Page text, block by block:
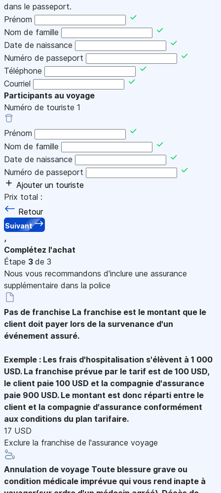
dans le passeport.
Prénom
Nom de famille
Date de naissance
Numéro de passeport
Téléphone
Courriel
Participants au voyage
Numéro de touriste 1
Prénom
Nom de famille
Date de naissance
Numéro de passeport
Ajouter un touriste
Prix total :
Retour
Suivant
,
Complétez l'achat
Étape 3 de 3
Nous vous recommandons d'inclure une assurance
supplémentaire dans la police
Pas de franchise La franchise est le montant que le
client doit payer lors de la survenance d'un
événement assuré.
Exemple : Les frais d'hospitalisation s'élèvent à 1 000
USD. La franchise prévue par le tarif est de 100 USD,
le client paie 100 USD et la compagnie d'assurance
paie 900 USD. Le montant est donc réparti entre le
client et la compagnie d'assurance conformément
aux conditions du plan tarifaire.
17 USD
Exclure la franchise de l'assurance voyage
Annulation de voyage Toute blessure grave ou
condition médicale imprévue qui vous rend inapte à